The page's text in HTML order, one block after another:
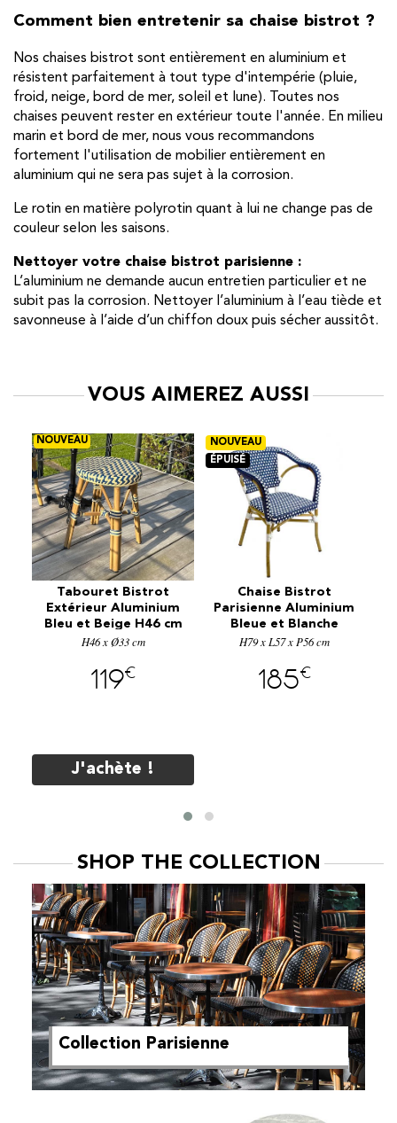
Comment bien entretenir sa chaise bistrot ?
Nos chaises bistrot sont entièrement en aluminium et
résistent parfaitement à tout type d'intempérie (pluie,
froid, neige, bord de mer, soleil et lune). Toutes nos
chaises peuvent rester en extérieur toute l'année. En milieu
marin et bord de mer, nous vous recommandons
fortement l'utilisation de mobilier entièrement en
aluminium qui ne sera pas sujet à la corrosion.
Le rotin en matière polyrotin quant à lui ne change pas de
couleur selon les saisons.
Nettoyer votre chaise bistrot parisienne :
L’aluminium ne demande aucun entretien particulier et ne
subit pas la corrosion. Nettoyer l’aluminium à l’eau tiède et
savonneuse à l’aide d’un chiffon doux puis sécher aussitôt.
VOUS AIMEREZ AUSSI
Tabouret Bistrot
Extérieur Aluminium
Bleu et Beige H46 cm
E1079BLE
H46 x Ø33 cm
119€
J'achète !
Chaise Bistrot
Parisienne Aluminium
Bleue et Blanche
E1040BL
H79 x L57 x P56 cm
185€
SHOP THE COLLECTION
Collection Parisienne